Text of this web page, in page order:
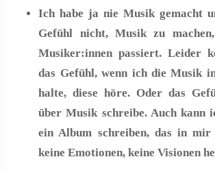
Ich habe ja nie Musik gemacht
Gefühl nicht, Musik zu
Musiker:innen passiert. Leider
das Gefühl, wenn ich die Musik
halte, diese höre. Oder das
über Musik schreibe. Auch kann
ein Album schreiben, das in mir
keine Emotionen, keine Visionen